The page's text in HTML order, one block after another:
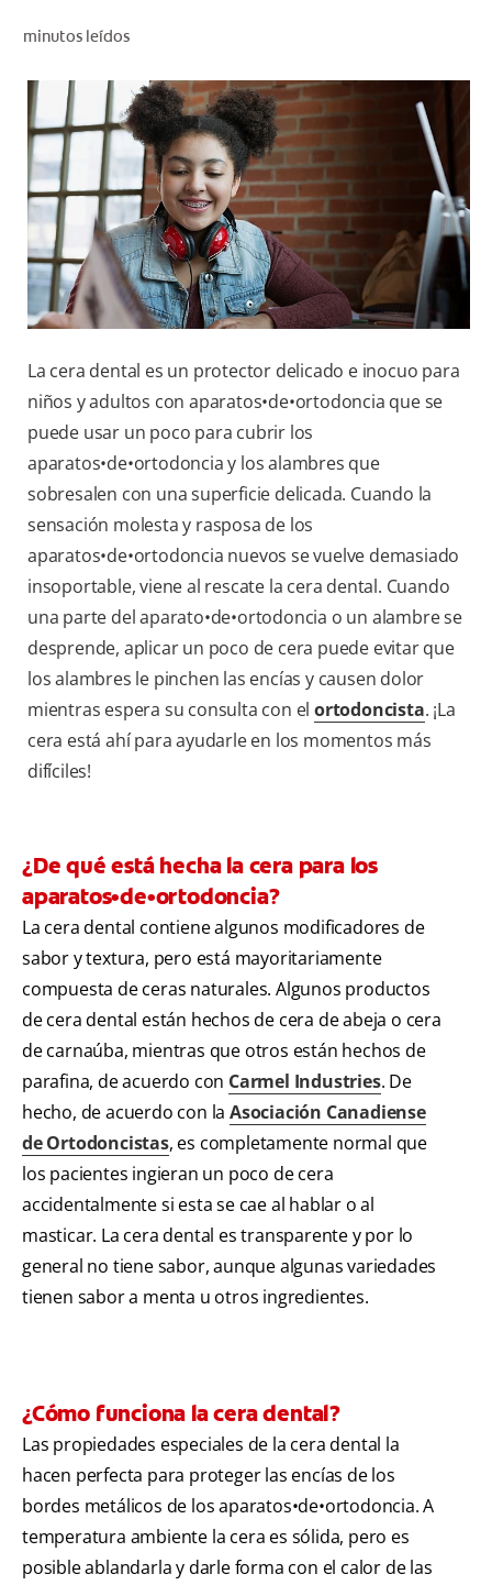
PARA PROFESIONALES
CUPONES
DÓNDE COMPRAR
VE (ES)
minutos leídos
La cera dental es un protector delicado e inocuo para
niños y adultos con aparatos•de•ortodoncia que se
puede usar un poco para cubrir los
aparatos•de•ortodoncia y los alambres que
sobresalen con una superficie delicada. Cuando la
sensación molesta y rasposa de los
aparatos•de•ortodoncia nuevos se vuelve demasiado
insoportable, viene al rescate la cera dental. Cuando
una parte del aparato•de•ortodoncia o un alambre se
desprende, aplicar un poco de cera puede evitar que
los alambres le pinchen las encías y causen dolor
mientras espera su consulta con elortodoncista. ¡La
cera está ahí para ayudarle en los momentos más
difíciles!
¿De qué está hecha la cera para los
aparatos•de•ortodoncia?
La cera dental contiene algunos modificadores de
sabor y textura, pero está mayoritariamente
compuesta de ceras naturales. Algunos productos
de cera dental están hechos de cera de abeja o cera
de carnaúba, mientras que otros están hechos de
parafina, de acuerdo con Carmel Industries. De
hecho, de acuerdo con laAsociación Canadiense
de Ortodoncistas, es completamente normal que
los pacientes ingieran un poco de cera
accidentalmente si esta se cae al hablar o al
masticar. La cera dental es transparente y por lo
general no tiene sabor, aunque algunas variedades
tienen sabor a menta u otros ingredientes.
¿Cómo funciona la cera dental?
Las propiedades especiales de la cera dental la
hacen perfecta para proteger las encías de los
bordes metálicos de los aparatos•de•ortodoncia. A
temperatura ambiente la cera es sólida, pero es
posible ablandarla y darle forma con el calor de las